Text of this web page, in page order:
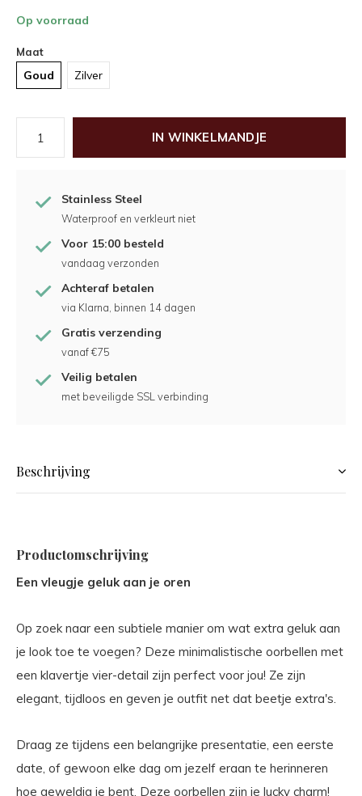
Op voorraad
Maat
Goud Zilver
IN WINKELMANDJE
Stainless Steel
Waterproof en verkleurt niet
Voor 15:00 besteld
vandaag verzonden
Achteraf betalen
via Klarna, binnen 14 dagen
Gratis verzending
vanaf €75
Veilig betalen
met beveiligde SSL verbinding
Beschrijving
Productomschrijving
Een vleugje geluk aan je oren
Op zoek naar een subtiele manier om wat extra geluk aan
je look toe te voegen? Deze minimalistische oorbellen met
een klavertje vier-detail zijn perfect voor jou! Ze zijn
elegant, tijdloos en geven je outfit net dat beetje extra's.
Draag ze tijdens een belangrijke presentatie, een eerste
date, of gewoon elke dag om jezelf eraan te herinneren
hoe geweldig je bent. Deze oorbellen zijn je lucky charm!